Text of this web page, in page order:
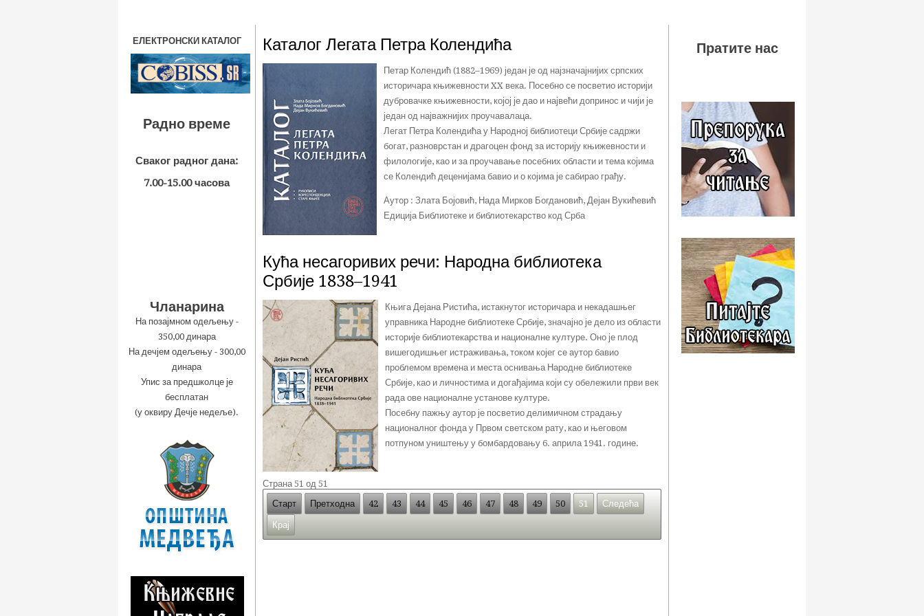
ЕЛЕКТРОНСКИ КАТАЛОГ
Радно време
Сваког радног дана:
7.00-15.00 часова
Чланарина
На позајмном одељењу -
350,00 динара
На дечјем одељењу - 300,00
динара
Упис за предшколце је
бесплатан
(у оквиру Дечје недеље).
Каталог Легата Петра Колендића
Петар Колендић (1882–1969) један је од најзначајнијих српских
историчара књижевности XX века. Посебно се посветио историји
дубровачке књижевности, којој је дао и највећи допринос и чији је
један од најважнијих проучавалаца.
Легат Петра Колендића у Народној библиотеци Србије садржи
богат, разноврстан и драгоцен фонд за историју књижевности и
филологије, као и за проучавање посебних области и тема којима
се Колендић деценијама бавио и о којима је сабирао грађу.
Аутор : Злата Бојовић, Нада Мирков Богдановић, Дејан Вукићевић
Едиција Библиотеке и библиотекарство код Срба
Кућа несагоривих речи: Народна библиотека
Србије 1838–1941
Књига Дејана Ристића, истакнутог историчара и некадашњег
управника Народне библиотеке Србије, значајно је дело из области
историје библиотекарства и националне културе. Оно је плод
вишегодишњег истраживања, током којег се аутор бавио
проблемом времена и места оснивања Народне библиотеке
Србије, као и личностима и догађајима који су обележили први век
рада ове националне установе културе.
Посебну пажњу аутор је посветио делимичном страдању
националног фонда у Првом светском рату, као и његовом
потпуном уништењу у бомбардовању 6. априла 1941. године.
Страна 51 од 51
Старт
Претходна 42 43 44 45 46 47 48 49 50 51 Следећа
Крај
Пратите нас